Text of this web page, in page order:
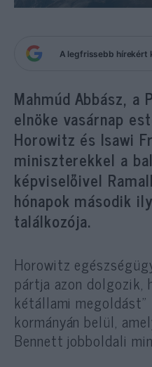
A legfrissebb hírekért
Mahmúd Abbász, a
elnöke vasárnap
Horowitz és Isawi
miniszterekkel a
képviselőivel
hónapok második
találkozója.
Horowitz
pártja azon dolgozik,
kétállami megoldást”
kormányán belül,
Bennett jobboldali